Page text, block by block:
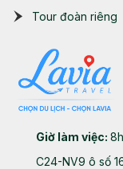
Giờ làm việc:
C24-NV9 ô số
Tour đoàn riêng